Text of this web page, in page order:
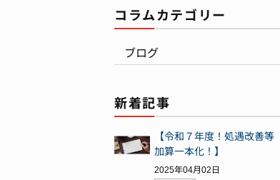
コラムカテゴリー
ブログ
新着記事
【令和７年度！処遇改善等
加算一本化！】
2025年04月02日